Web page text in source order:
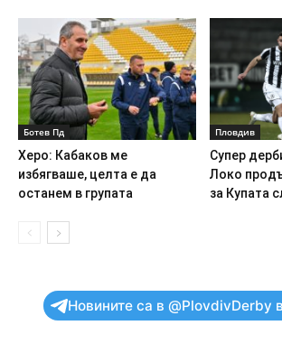
Ботев Пд
Херо: Кабаков ме
избягваше, целта е да
останем в групата
Пловдив
Супер
Локо
за Купата
Новините са в @PlovdivDerby